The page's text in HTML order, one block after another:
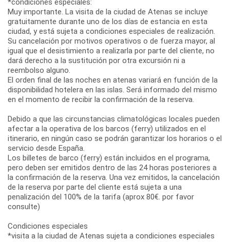
Muy importante. La visita de la ciudad de Atenas se incluye
gratuitamente durante uno de los días de estancia en esta
ciudad, y está sujeta a condiciones especiales de realización.
Su cancelación por motivos operativos o de fuerza mayor, al
igual que el desistimiento a realizarla por parte del cliente, no
dará derecho a la sustitución por otra excursión ni a
reembolso alguno.
El orden final de las noches en atenas variará en función de la
disponibilidad hotelera en las islas. Será informado del mismo
en el momento de recibir la confirmación de la reserva.
Debido a que las circunstancias climatológicas locales pueden
afectar a la operativa de los barcos (ferry) utilizados en el
itinerario, en ningún caso se podrán garantizar los horarios o el
servicio desde España.
Los billetes de barco (ferry) están incluidos en el programa,
pero deben ser emitidos dentro de las 24 horas posteriores a
la confirmación de la reserva. Una vez emitidos, la cancelación
de la reserva por parte del cliente está sujeta a una
penalización del 100% de la tarifa (aprox 80€. por favor
consulte)
Condiciones especiales
*visita a la ciudad de Atenas sujeta a condiciones especiales